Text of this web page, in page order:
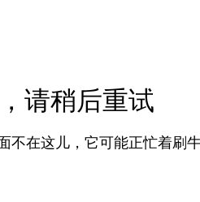
请稍后重试
不在这儿，它可能正忙着刷